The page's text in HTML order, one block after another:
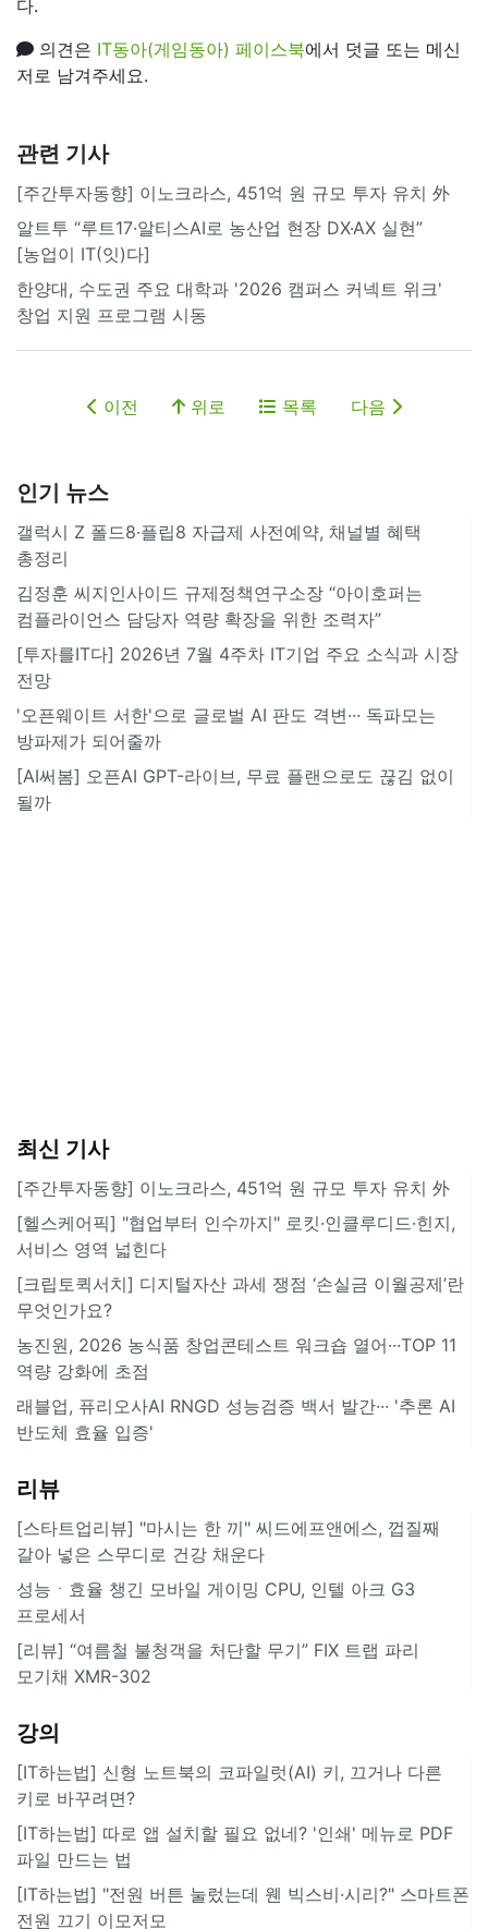
다.
의견은 IT동아(게임동아) 페이스북에서 덧글 또는 메신
저로 남겨주세요.
관련 기사
[주간투자동향] 이노크라스, 451억 원 규모 투자 유치 外
알트투 “루트17·알티스AI로 농산업 현장 DX·AX 실현”
[농업이 IT(잇)다]
한양대, 수도권 주요 대학과 '2026 캠퍼스 커넥트 위크'
창업 지원 프로그램 시동
이전 위로 목록 다음
인기 뉴스
갤럭시 Z 폴드8·플립8 자급제 사전예약, 채널별 혜택
총정리
김정훈 씨지인사이드 규제정책연구소장 “아이호퍼는
컴플라이언스 담당자 역량 확장을 위한 조력자”
[투자를IT다] 2026년 7월 4주차 IT기업 주요 소식과 시장
전망
'오픈웨이트 서한'으로 글로벌 AI 판도 격변··· 독파모는
방파제가 되어줄까
[AI써봄] 오픈AI GPT-라이브, 무료 플랜으로도 끊김 없이
될까
최신 기사
[주간투자동향] 이노크라스, 451억 원 규모 투자 유치 外
[헬스케어픽] "협업부터 인수까지" 로킷·인클루디드·힌지,
서비스 영역 넓힌다
[크립토퀵서치] 디지털자산 과세 쟁점 ‘손실금 이월공제’란
무엇인가요?
농진원, 2026 농식품 창업콘테스트 워크숍 열어···TOP 11
역량 강화에 초점
래블업, 퓨리오사AI RNGD 성능검증 백서 발간··· '추론 AI
반도체 효율 입증'
리뷰
[스타트업리뷰] "마시는 한 끼" 씨드에프앤에스, 껍질째
갈아 넣은 스무디로 건강 채운다
성능ㆍ효율 챙긴 모바일 게이밍 CPU, 인텔 아크 G3
프로세서
[리뷰] “여름철 불청객을 처단할 무기” FIX 트랩 파리
모기채 XMR-302
강의
[IT하는법] 신형 노트북의 코파일럿(AI) 키, 끄거나 다른
키로 바꾸려면?
[IT하는법] 따로 앱 설치할 필요 없네? '인쇄' 메뉴로 PDF
파일 만드는 법
[IT하는법] "전원 버튼 눌렀는데 웬 빅스비·시리?" 스마트폰
전원 끄기 이모저모